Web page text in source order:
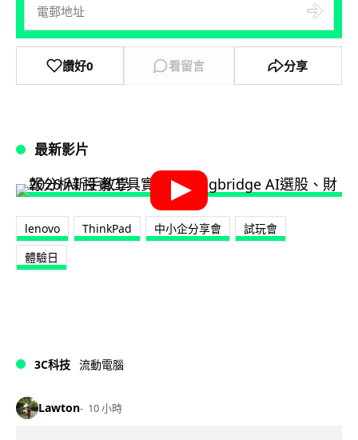
讚好0 看留言 分享
最新影片
lenovo ThinkPad 中小企分享會
試玩會
體驗日
3C科技 流動電腦
Lawton 10 小時